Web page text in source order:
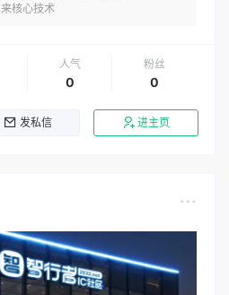
来核心技术
人气
0
粉丝
0
发私信 进主页